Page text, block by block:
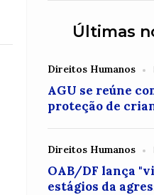
Últimas
Direitos Humanos
AGU se reúne
proteção de
Direitos Humanos
OAB/DF lança
estágios da